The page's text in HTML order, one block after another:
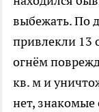
выбежать. По
привлекли 13
огнём
кв. м и
нет, знакомые